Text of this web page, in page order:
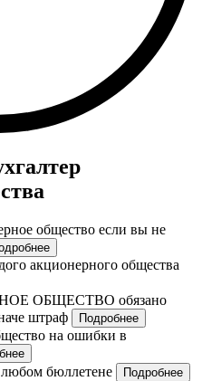
общество если вы не
акционерного общества
ОБЩЕСТВО обязано
штраф
Подробнее
на ошибки в
бюллетене Подробнее